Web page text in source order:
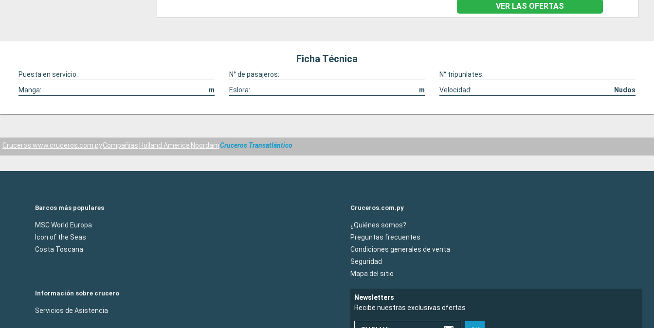
VER LAS OFERTAS
Ficha Técnica
Puesta en servicio: N° de pasajeros:
N° tripunlates:
Manga:
m Eslora: m Velocidad: Nudos
Cruceros www.cruceros.com.pyCompañías Holland America NoordamCruceros Transatlántico
Barcos más populares
MSC World Europa
Icon of the Seas
Costa Toscana
Cruceros.com.py
¿Quiénes somos?
Preguntas frecuentes
Condiciones generales de venta
Seguridad
Mapa del sitio
Información sobre crucero
Servicios de Asistencia
Newsletters
Recibe nuestras exclusivas ofertas